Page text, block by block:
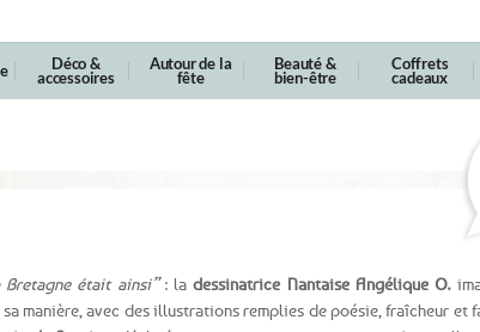
Déco &
accessoires
Autour de la
fête
Beauté &
bien-être
Coffrets
cadeaux
était ainsi”: ladessinatrice Nantaise Angélique O.
sa manière, avec des illustrations remplies de poésie, fraîcheur et